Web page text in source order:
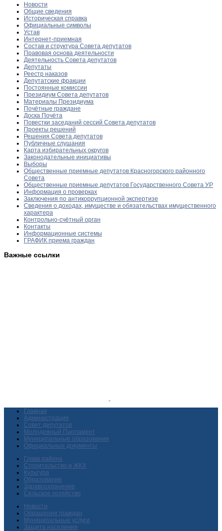
Новости
Общие сведения
Историческая справка
Официальные символы
Устав
Интернет-приемная
Состав и структура Совета депутатов
Правовая основа деятельности
Деятельность Совета депутатов
Депутаты
Реестр наказов
Депутатские фракции
Постоянные комиссии
Президиум Совета депутатов
Материалы Президиума
Почётные граждане
Доска Почёта
Повестки заседаний сессий Совета депутатов
Проекты решений
Решения Совета депутатов
Публичные слушания
Карта избирательных округов
Законодательные инициативы
Выборы
Общественные приемные депутатов Красногорского районного
Совета
Общественные приемные депутатов Государственного Совета УР
Информация о проверках
Заключения по антикоррупционной экспертизе
Сведения о доходах, имуществе и обязательствах имущественного
характера
Контрольно-счётный орган
Контакты
Информационные системы
ГРАФИК приема граждан
Важные ссылки
Главная
Администрация
Совет депутатов
Молодежный Парламент
Муниципальные образования
Официальные документы
Глава района
Строительство и ЖКХ
Культура
Образование
Здравоохранение
Сельское хозяйство
Новости
Обращения граждан
Муниципальные услуги
Защита населения